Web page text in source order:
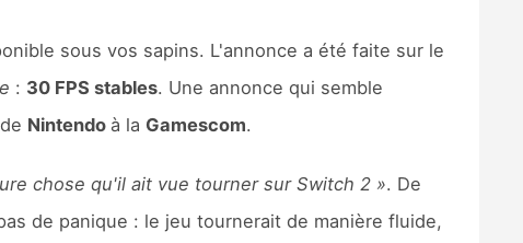
sous vos sapins. L'annonce a été faite sur le
: 30 FPS stables. Une annonce qui semble
Nintendo à la Gamescom.
chose qu'il ait vue tourner sur Switch 2 ». De
de panique : le jeu tournerait de manière fluide,